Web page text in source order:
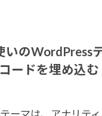
いのWordPress
ードを埋め込む